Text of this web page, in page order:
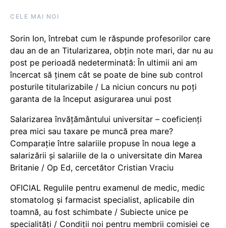
CELE MAI NOI
Sorin Ion, întrebat cum le răspunde profesorilor care
dau an de an Titularizarea, obțin note mari, dar nu au
post pe perioadă nedeterminată: În ultimii ani am
încercat să ținem cât se poate de bine sub control
posturile titularizabile / La niciun concurs nu poți
garanta de la început asigurarea unui post
Salarizarea învățământului universitar – coeficienți
prea mici sau taxare pe muncă prea mare?
Comparație între salariile propuse în noua lege a
salarizării și salariile de la o universitate din Marea
Britanie / Op Ed, cercetător Cristian Vraciu
OFICIAL Regulile pentru examenul de medic, medic
stomatolog și farmacist specialist, aplicabile din
toamnă, au fost schimbate / Subiecte unice pe
specialități / Condiții noi pentru membrii comisiei ce